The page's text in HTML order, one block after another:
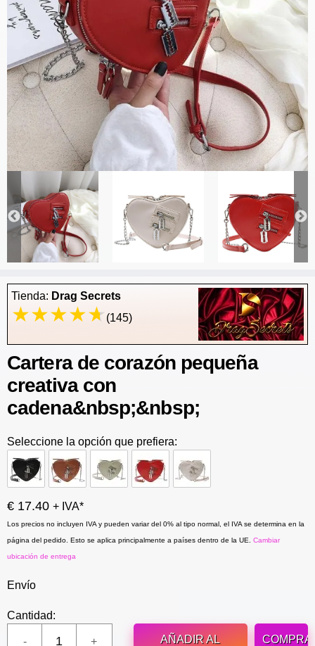
Tienda: Drag Secrets
(145)
Cartera de corazón pequeña
creativa con
cadena&nbsp;&nbsp;
Seleccione la opción que prefiera:
€ 17.40 + IVA*
Los precios no incluyen IVA y pueden variar del 0% al tipo normal, el IVA se determina en la
página del pedido. Esto se aplica principalmente a países dentro de la UE. Cambiar
ubicación de entrega
Envío
Cantidad:
AÑADIR AL